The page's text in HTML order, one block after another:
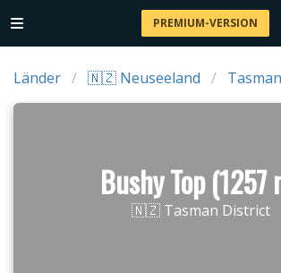
PREMIUM-VERSION
Länder 🇳🇿 Neuseeland
Bushy Top (1257
🇳🇿 Tasman District